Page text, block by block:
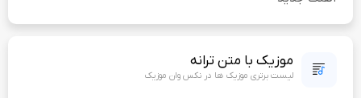
موزیک با متن ترانه
لیست برتری موزیک ها در نکس وان موزیک